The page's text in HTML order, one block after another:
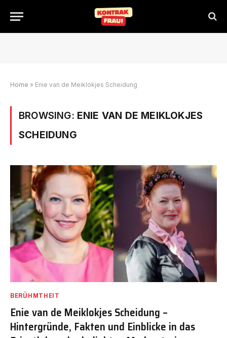
Home » Enie van de Meiklokjes Scheidung
BROWSING: ENIE VAN DE MEIKLOKJES
SCHEIDUNG
BERÜHMTHEIT
Enie van de Meiklokjes Scheidung –
Hintergründe, Fakten und Einblicke in das